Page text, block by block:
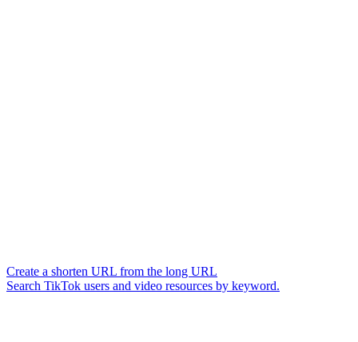
Create a shorten URL from the long URL
Search TikTok users and video resources by keyword.